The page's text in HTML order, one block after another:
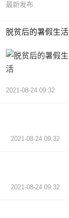
最新发布
脱贫后的暑假生活
2021-08-24 09:32
2021-08-24 09:32
2021-08-24 09:32